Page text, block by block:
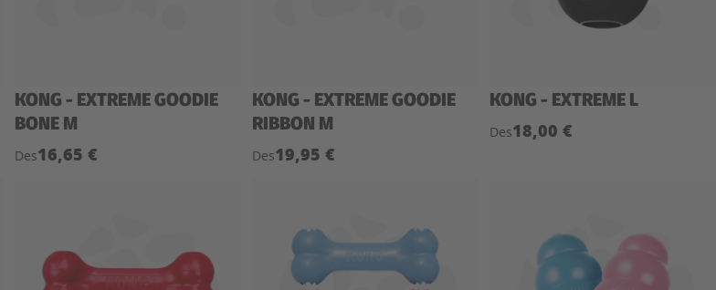
KONG - EXTREME GOODIE
BONE M
Des16,65 €
KONG - EXTREME GOODIE
RIBBON M
Des19,95 €
KONG - EXTREME L
Des18,00 €